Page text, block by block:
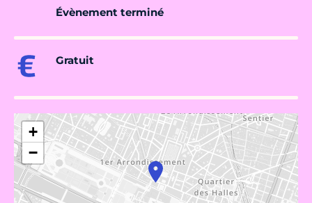
Évènement terminé
Gratuit
+
−